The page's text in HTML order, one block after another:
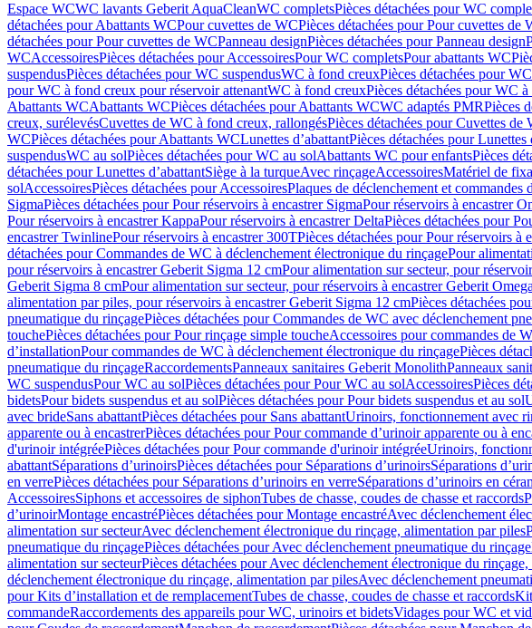
Espace WCWC lavants Geberit AquaCleanWC completsPièces détachées pour WC
détachées pour Abattants WCPour cuvettes de WCPièces détachées pour Pour cuvettes de
détachées pour Pour cuvettes de WCPanneau designPièces détachées pour Panneau design
WCAccessoiresPièces détachées pour AccessoiresPour WC completsPour abattants WC
suspendusPièces détachées pour WC suspendusWC à fond creuxPièces détachées pour
pour WC à fond creux pour réservoir attenantWC à fond creuxPièces détachées pour WC
Abattants WCAbattants WCPièces détachées pour Abattants WCWC adaptés PMRPièces
creux, surélevésCuvettes de WC à fond creux, rallongésPièces détachées pour Cuvettes
WCPièces détachées pour Abattants WCLunettes d’abattantPièces détachées pour Lunettes
suspendusWC au solPièces détachées pour WC au solAbattants WC pour enfantsPièces
détachées pour Lunettes d’abattantSiège à la turqueAvec rinçageAccessoiresMatériel de
solAccessoiresPièces détachées pour AccessoiresPlaques de déclenchement et commandes
SigmaPièces détachées pour Pour réservoirs à encastrer SigmaPour réservoirs à encastrer
Pour réservoirs à encastrer KappaPour réservoirs à encastrer DeltaPièces détachées pour
encastrer TwinlinePour réservoirs à encastrer 300TPièces détachées pour Pour réservoirs à
détachées pour Commandes de WC à déclenchement électronique du rinçagePour
pour réservoirs à encastrer Geberit Sigma 12 cmPour alimentation sur secteur, pour
Geberit Sigma 8 cmPour alimentation sur secteur, pour réservoirs à encastrer Geberit
alimentation par piles, pour réservoirs à encastrer Geberit Sigma 12 cmPièces détachées
pneumatique du rinçagePièces détachées pour Commandes de WC avec déclenchement
touchePièces détachées pour Pour rinçage simple toucheAccessoires pour commandes de
d’installationPour commandes de WC à déclenchement électronique du rinçagePièces
pneumatique du rinçageRaccordementsPanneaux sanitaires Geberit MonolithPanneaux
WC suspendusPour WC au solPièces détachées pour Pour WC au solAccessoiresPièces
bidetsPour bidets suspendus et au solPièces détachées pour Pour bidets suspendus et au sol
avec brideSans abattantPièces détachées pour Sans abattantUrinoirs, fonctionnement avec
apparente ou à encastrerPièces détachées pour Pour commande d’urinoir apparente ou à
d'urinoir intégréePièces détachées pour Pour commande d'urinoir intégréeUrinoirs,
abattantSéparations d’urinoirsPièces détachées pour Séparations d’urinoirsSéparations
en verrePièces détachées pour Séparations d’urinoirs en verreSéparations d’urinoirs en
AccessoiresSiphons et accessoires de siphonTubes de chasse, coudes de chasse et raccords
dʼurinoirMontage encastréPièces détachées pour Montage encastréAvec déclenchement
alimentation sur secteurAvec déclenchement électronique du rinçage, alimentation par piles
pneumatique du rinçagePièces détachées pour Avec déclenchement pneumatique du rinçage
alimentation sur secteurPièces détachées pour Avec déclenchement électronique du
déclenchement électronique du rinçage, alimentation par pilesAvec déclenchement
pour Kits d’installation et de remplacementTubes de chasse, coudes de chasse et raccords
commandeRaccordements des appareils pour WC, urinoirs et bidetsVidages pour WC et